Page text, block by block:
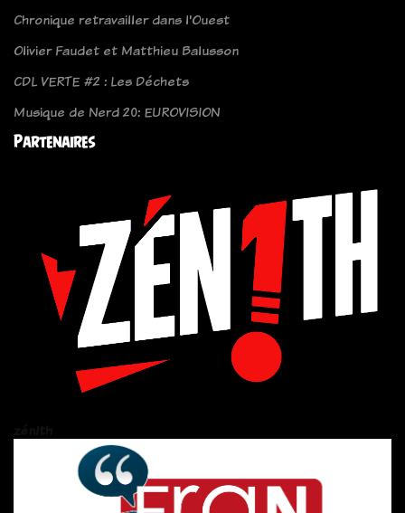
Chronique retravailler dans l'Ouest
Olivier Faudet et Matthieu Balusson
CDL VERTE #2 : Les Déchets
Musique de Nerd 20: EUROVISION
Partenaires